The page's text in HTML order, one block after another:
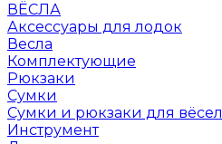
ВЁСЛА
Аксессуары для лодок
Весла
Комплектующие
Рюкзаки
Сумки
Сумки и рюкзаки для вёсел
Инструмент